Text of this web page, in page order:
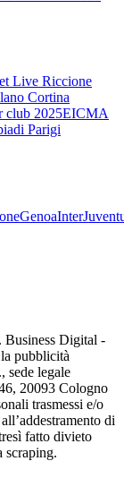
Live Riccione
Cortina
club 2025EICMA
Parigi
GenoaInter
Digital -
pubblicità
sede legale
20093 Cologno
trasmessi e/o
di
fatto divieto
scraping.